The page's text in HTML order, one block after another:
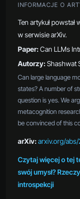
INFORMACJE O
Ten artykuł
w serwisie arXiv.
Paper:Can LLMs
Autorzy:Shashwat
Can large language
states? A number of
question is yes. We
metacognition
be convinced of this
arXiv:arxiv.org/
Czytaj więcej o tej
swój umysł?
introspekcji